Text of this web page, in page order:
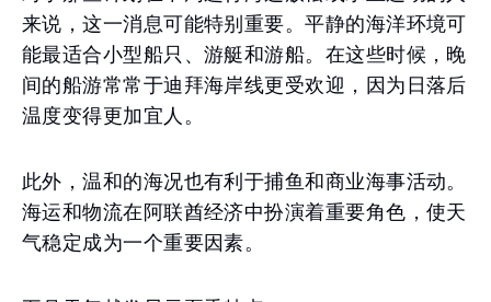
来说，这一消息可能特别重要。平静的海洋环境可
能最适合小型船只、游艇和游船。在这些时候，晚
间的船游常常于迪拜海岸线更受欢迎，因为日落后
温度变得更加宜人。
此外，温和的海况也有利于捕鱼和商业海事活动。
海运和物流在阿联酋经济中扮演着重要角色，使天
气稳定成为一个重要因素。